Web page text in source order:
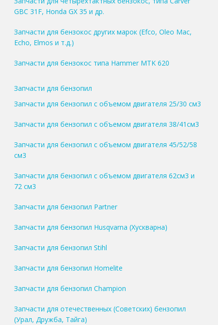
GBC 31F, Honda GX 35 и др.
Запчасти для бензокос других марок (Efco, Oleo Mac,
Echo, Elmos и т.д.)
Запчасти для бензокос типа Hammer MTK 620
Запчасти для бензопил
Запчасти для бензопил с объемом двигателя 25/30 см3
Запчасти для бензопил с объемом двигателя 38/41см3
Запчасти для бензопил с объемом двигателя 45/52/58
см3
Запчасти для бензопил с объемом двигателя 62см3 и
72 см3
Запчасти для бензопил Partner
Запчасти для бензопил Husqvarna (Хускварна)
Запчасти для бензопил Stihl
Запчасти для бензопил Homelite
Запчасти для бензопил Champion
Запчасти для отечественных (Советских) бензопил
(Урал, Дружба, Тайга)